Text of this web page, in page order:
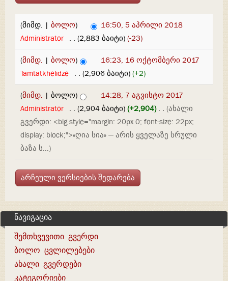
(მიმდ. | ბოლო)
16:50, 5 აპრილი 2018
Administrator . . (2,883 ბაიტი) (-23)
(მიმდ. | ბოლო)
16:23, 16 ოქტომბერი 2017
Tamtatkhelidze . . (2,906 ბაიტი) (+2)
(მიმდ. | ბოლო)
14:28, 7 აგვისტო 2017
Administrator . . (2,904 ბაიტი) (+2,904)‎ . . (ახალი
გვერდი: <big style="margin: 20px 0; font-size: 22px;
display: block;">«ღია სია» — არის ყველაზე სრული
ბაზა ს...)
ნავიგაცია
შემთხვევითი გვერდი
ბოლო ცვლილებები
ახალი გვერდები
კატეგორიები